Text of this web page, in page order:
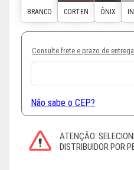
Consulte frete e prazo de entrega
Não sabe o CEP?